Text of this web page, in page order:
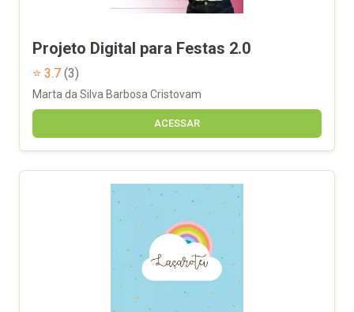
Projeto Digital para Festas 2.0
⭐ 3.7 (3)
Marta da Silva Barbosa Cristovam
ACESSAR